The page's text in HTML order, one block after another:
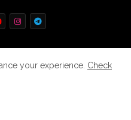
us
Privacy Policy
your experience. Check